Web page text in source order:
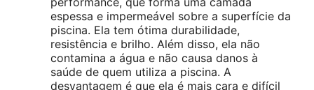
espessa e impermeável sobre a superfície da
piscina. Ela tem ótima durabilidade,
resistência e brilho. Além disso, ela não
contamina a água e não causa danos à
saúde de quem utiliza a piscina. A
desvantagem é que ela é mais cara e difícil